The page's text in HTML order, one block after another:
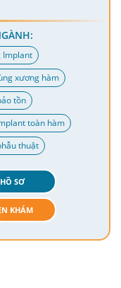
Implant
xương hàm
tồn
toàn hàm
thuật
SƠ
KHÁM